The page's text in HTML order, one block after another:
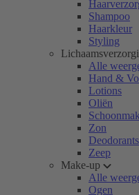
Shampoo
Haarkleur
Styling
Alle
Hand &
Lotions
Oliën
Zon
Deodorants
Zeep
Make-up
Alle
Ogen